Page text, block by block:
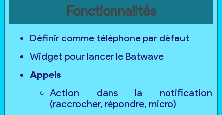
Fonctionnalités
Définir comme téléphone par défaut
Widget pour lancer le Batwave
Appels
Action dans la notification
(raccrocher, répondre, micro)